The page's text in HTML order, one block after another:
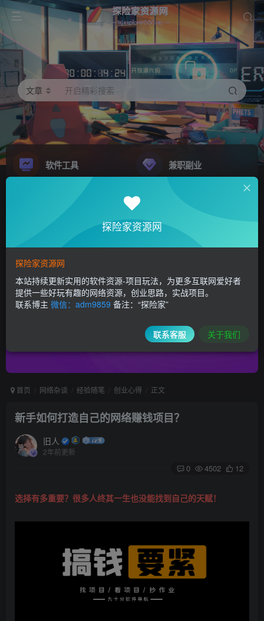
文章 开启精彩搜索
软件工具 兼职副业
精品源码
首页 网络杂谈 经验随笔 创业心得 正文
新手如何打造自己的网络赚钱项目？
旧人
2年前更新
0 4502 12
选择有多重要？很多人终其一生也没能找到自己的天赋！
探险家资源网
探险家资源网
本站持续更新实用的软件资源-项目玩法，为更多互联网爱好者
提供一些好玩有趣的网络资源，创业思路，实战项目。
联系博主 微信：adm9859 备注：“探险家”
联系客服 关于我们